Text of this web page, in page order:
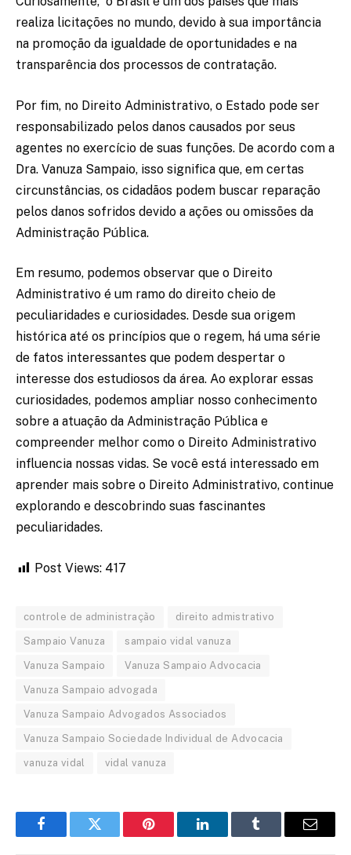
realiza licitações no mundo, devido à sua importância
na promoção da igualdade de oportunidades e na
transparência dos processos de contratação.
Por fim, no Direito Administrativo, o Estado pode ser
responsabilizado pelos danos causados por seus
agentes no exercício de suas funções. De acordo com a
Dra. Vanuza Sampaio, isso significa que, em certas
circunstâncias, os cidadãos podem buscar reparação
pelos danos sofridos devido a ações ou omissões da
Administração Pública.
Em resumo, podemos observar que o Direito
Administrativo é um ramo do direito cheio de
peculiaridades e curiosidades. Desde sua origem
histórica até os princípios que o regem, há uma série
de fatos interessantes que podem despertar o
interesse dos estudiosos da área. Ao explorar essas
curiosidades, podemos ampliar nosso conhecimento
sobre a atuação da Administração Pública e
compreender melhor como o Direito Administrativo
influencia nossas vidas. Se você está interessado em
aprender mais sobre o Direito Administrativo, continue
explorando e descobrindo suas fascinantes
peculiaridades.
Post Views: 417
controle de administração direito admistrativo
Sampaio Vanuza sampaio vidal vanuza
Vanuza Sampaio Vanuza Sampaio Advocacia
Vanuza Sampaio advogada
Vanuza Sampaio Advogados Associados
Vanuza Sampaio Sociedade Individual de Advocacia
vanuza vidal vidal vanuza
FacebookTwitter Pinterest LinkedInTumblr Email